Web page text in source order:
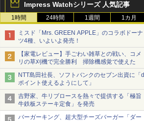
Impress Watchシリーズ 人気記事
1時間 24時間 1週間 1カ月
ミスド「Mrs. GREEN APPLE」のコラボドーナ
ツ4種、いよいよ発売！
【家電レビュー】手ごわい雑草との戦い、コメ
リの草刈機で完全勝利 掃除機感覚で使えた
NTT島田社長、ソフトバンクのセブン出資に「d
ポイント使えるようにして」
吉野家、牛リブロースを熱々で提供する「極旨
牛鉄板ステーキ定食」を発売
バーガーキング、超大型チーズバーガー「ダー